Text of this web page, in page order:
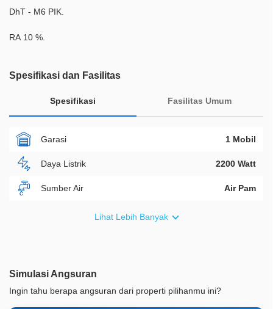
DhT - M6 PIK.
RA 10 %.
Spesifikasi dan Fasilitas
Spesifikasi Fasilitas Umum
Garasi 1 Mobil
Daya Listrik 2200 Watt
Sumber Air Air Pam
ID Properti
Lihat Lebih Banyak
Simulasi Angsuran
Ingin tahu berapa angsuran dari properti pilihanmu ini?